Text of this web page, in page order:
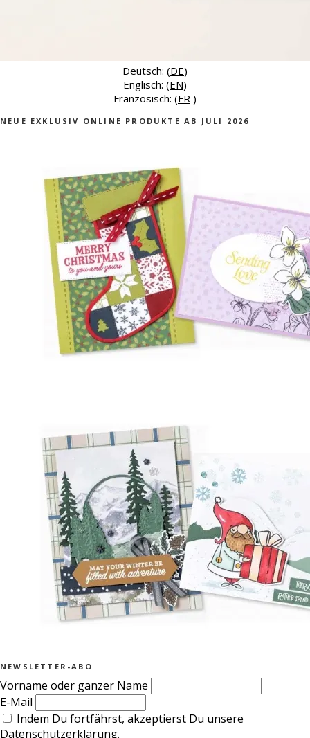
Deutsch: (DE)
Englisch: (EN)
Französisch: (FR )
NEUE EXKLUSIV ONLINE PRODUKTE AB JULI 2026
NEWSLETTER-ABO
Vorname oder ganzer Name
E-Mail
Indem Du fortfährst, akzeptierst Du unsere
Datenschutzerklärung.